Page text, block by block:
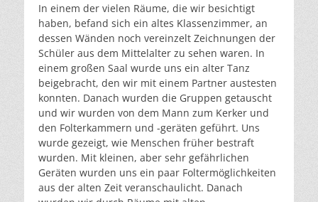
In einem der vielen Räume, die wir besichtigt
haben, befand sich ein altes Klassenzimmer, an
dessen Wänden noch vereinzelt Zeichnungen der
Schüler aus dem Mittelalter zu sehen waren. In
einem großen Saal wurde uns ein alter Tanz
beigebracht, den wir mit einem Partner austesten
konnten. Danach wurden die Gruppen getauscht
und wir wurden von dem Mann zum Kerker und
den Folterkammern und -geräten geführt. Uns
wurde gezeigt, wie Menschen früher bestraft
wurden. Mit kleinen, aber sehr gefährlichen
Geräten wurden uns ein paar Foltermöglichkeiten
aus der alten Zeit veranschaulicht. Danach